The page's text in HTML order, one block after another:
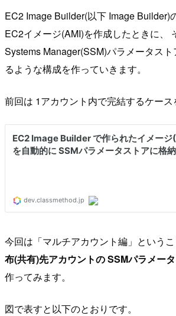
EC2 Image Builder(以下 Image Builder)
EC2イメージ(AMI)を作成したときに、
Systems Manager(SSM)パラメータス
るような構成を作っていきます。
前回は 1アカウント内で完結するケース
今回は「マルチアカウント編」というこ
布(共有)先アカウントの SSMパラメー
作ってみます。
図で表すと以下のとおりです。